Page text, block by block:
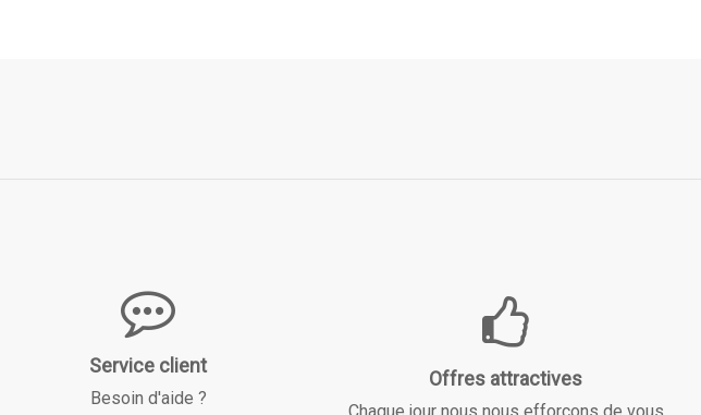
Service client
Besoin d'aide ?
Offres attractives